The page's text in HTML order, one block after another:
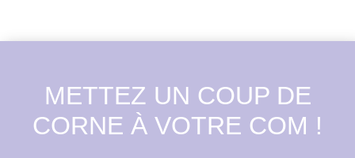
METTEZ UN COUP DE
CORNE À VOTRE COM !